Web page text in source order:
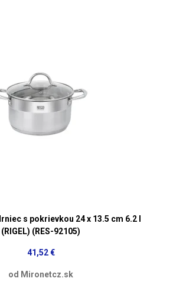
s pokrievkou 24 x 13.5 cm 6.2 l
(RIGEL) (RES-92105)
41,52 €
od Mironetcz.sk